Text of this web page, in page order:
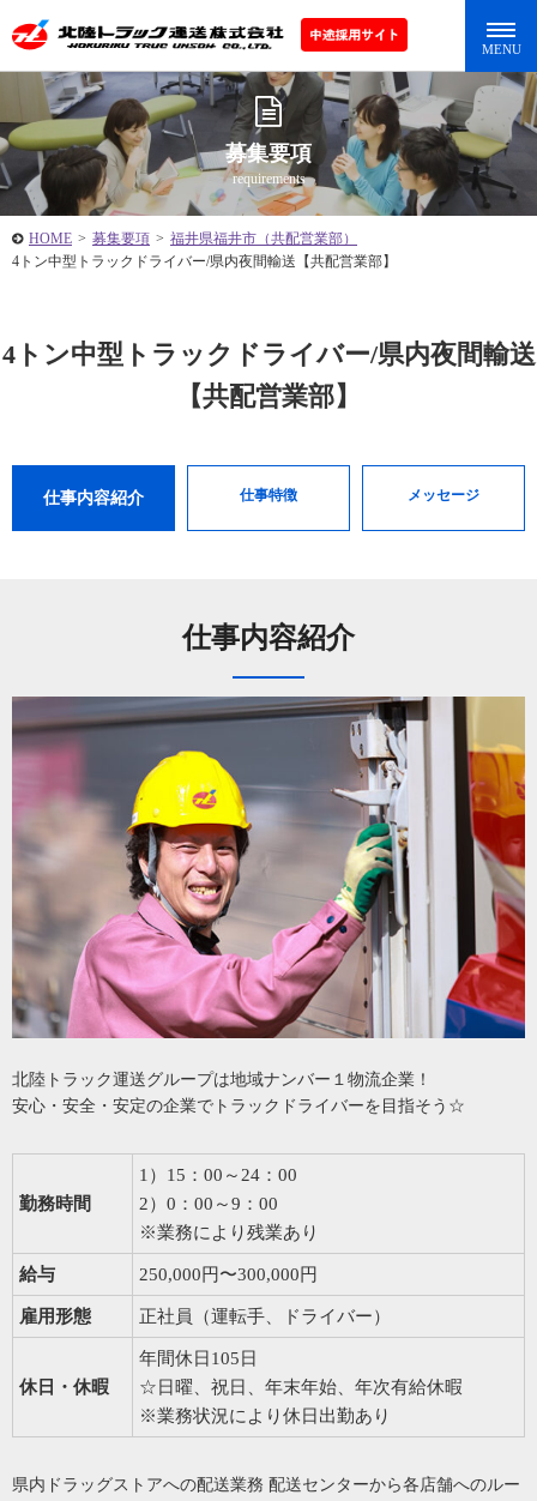
募集要項
requirements
HOME > 募集要項 > 福井県福井市（共配営業部）
4トン中型トラックドライバー/県内夜間輸送【共配営業部】
4トン中型トラックドライバー/県内夜間輸送
【共配営業部】
仕事内容紹介 仕事特徴 メッセージ
仕事内容紹介
北陸トラック運送グループは地域ナンバー１物流企業！
安心・安全・安定の企業でトラックドライバーを目指そう☆
勤務時間
1）15：00～24：00
2）0：00～9：00
※業務により残業あり
給与 250,000円〜300,000円
雇用形態 正社員（運転手、ドライバー）
休日・休暇
年間休日105日
☆日曜、祝日、年末年始、年次有給休暇
※業務状況により休日出勤あり
県内ドラッグストアへの配送業務 配送センターから各店舗へのルー